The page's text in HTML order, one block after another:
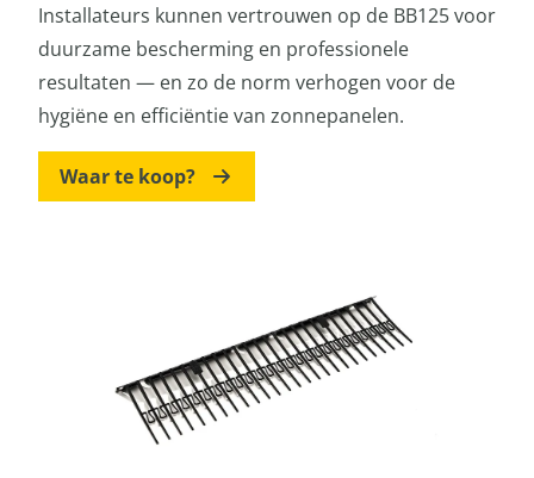
Installateurs kunnen vertrouwen op de BB125 voor
duurzame bescherming en professionele
resultaten — en zo de norm verhogen voor de
hygiëne en efficiëntie van zonnepanelen.
Waar te koop?